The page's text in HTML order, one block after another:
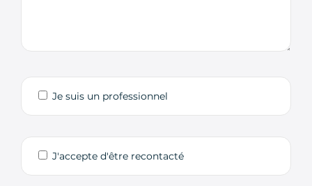
Je suis un professionnel
J'accepte d'être recontacté